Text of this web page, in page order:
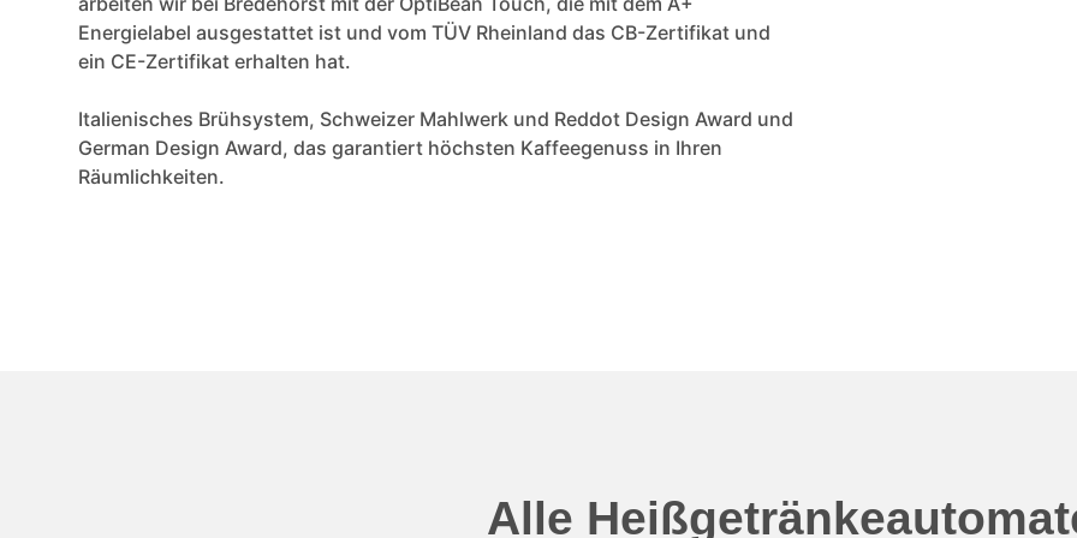
Energielabel ausgestattet ist und vom TÜV Rheinland das CB-Zertifikat und
ein CE-Zertifikat erhalten hat.
Italienisches Brühsystem, Schweizer Mahlwerk und Reddot Design Award und
German Design Award, das garantiert höchsten Kaffeegenuss in Ihren
Räumlichkeiten.
Alle